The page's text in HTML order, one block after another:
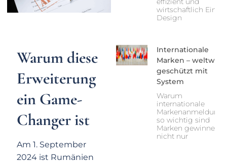
Warum diese
Erweiterung
ein Game-
Changer ist
Am 1. September
2024 ist Rumänien
wirtschaftlich Ein
Design
Internationale
Marken – weltweit
geschützt mit
System
Warum
internationale
so wichtig sind
Marken gewinnen
nicht nur